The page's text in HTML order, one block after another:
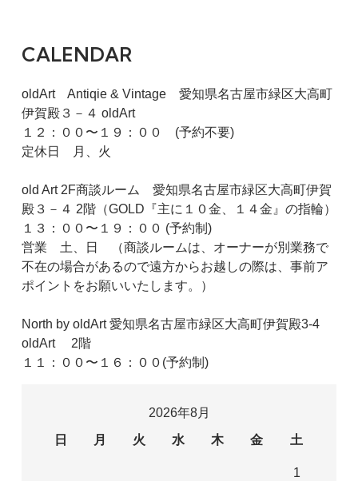
CALENDAR
oldArt Antiqie & Vintage 愛知県名古屋市緑区大高町
伊賀殿３－４ oldArt
１２：００〜１９：００ (予約不要)
定休日 月、火
old Art 2F商談ルーム 愛知県名古屋市緑区大高町伊賀
殿３－４ 2階（GOLD『主に１０金、１４金』の指輪）
１３：００〜１９：００ (予約制)
営業 土、日 （商談ルームは、オーナーが別業務で
不在の場合があるので遠方からお越しの際は、事前ア
ポイントをお願いいたします。）
North by oldArt 愛知県名古屋市緑区大高町伊賀殿3-4
oldArt 2階
１１：００〜１６：００(予約制)
2026年8月
日
月 火 水 木 金 土
1